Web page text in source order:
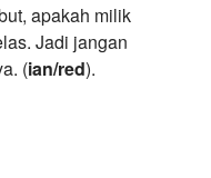
apakah milik
Jadi jangan
(ian/red).